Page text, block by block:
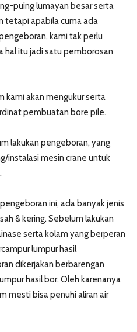
puing lumayan besar serta
tetapi apabila cuma ada
kami tak perlu
hal itu jadi satu pemborosan
kami akan mengukur serta
pembuatan bore pile.
lakukan pengeboran, yang
instalasi mesin crane untuk
ini, ada banyak jenis
& kering. Sebelum lakukan
serta kolam yang berperan
lumpur hasil
dikerjakan berbarengan
hasil bor. Oleh karenanya
mesti bisa penuhi aliran air